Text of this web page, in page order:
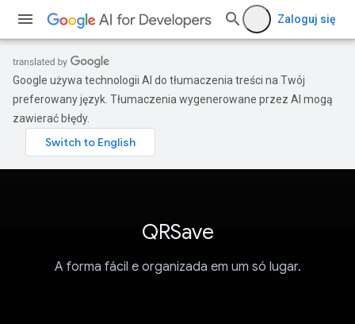
Zaloguj się
Google używa technologii AI do tłumaczenia treści na Twój
preferowany język. Tłumaczenia wygenerowane przez AI mogą
zawierać błędy.
QRSave
A forma fácil e organizada em um só lugar.